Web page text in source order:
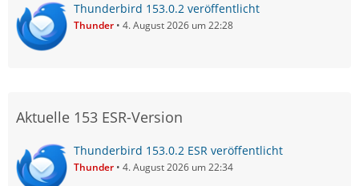
Thunderbird 153.0.2 veröffentlicht
Thunder 4. August 2026 um 22:28
Aktuelle 153 ESR-Version
Thunderbird 153.0.2 ESR veröffentlicht
Thunder 4. August 2026 um 22:34